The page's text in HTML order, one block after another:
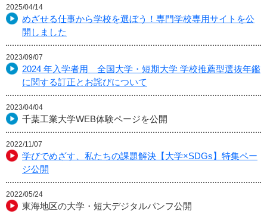
2025/04/14
めざせる仕事から学校を選ぼう！専門学校専用サイトを公
開しました
2023/09/07
2024 年入学者用 全国大学・短期大学 学校推薦型選抜年鑑
に関する訂正とお詫びについて
2023/04/04
千葉工業大学WEB体験ページを公開
2022/11/07
学びでめざす、私たちの課題解決【大学×SDGs】特集ペー
ジ公開
2022/05/24
東海地区の大学・短大デジタルパンフ公開